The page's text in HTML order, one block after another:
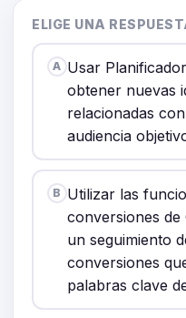
ELIGE UNA
A Usar
obtener nuevas
relacionadas
audiencia
B Utilizar las
conversiones
un seguimiento
conversiones
palabras clave